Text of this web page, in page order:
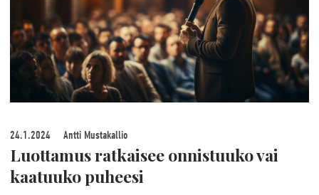
24.1.2024 Antti Mustakallio
Luottamus ratkaisee onnistuuko vai
kaatuuko puheesi